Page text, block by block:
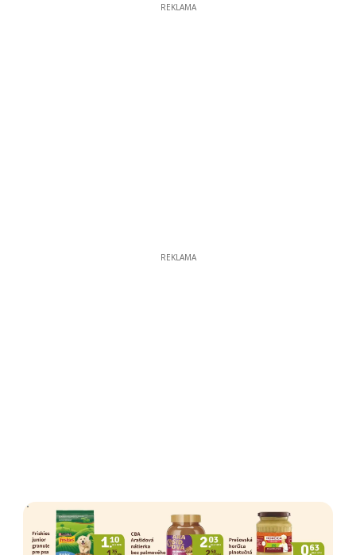
REKLAMA
REKLAMA